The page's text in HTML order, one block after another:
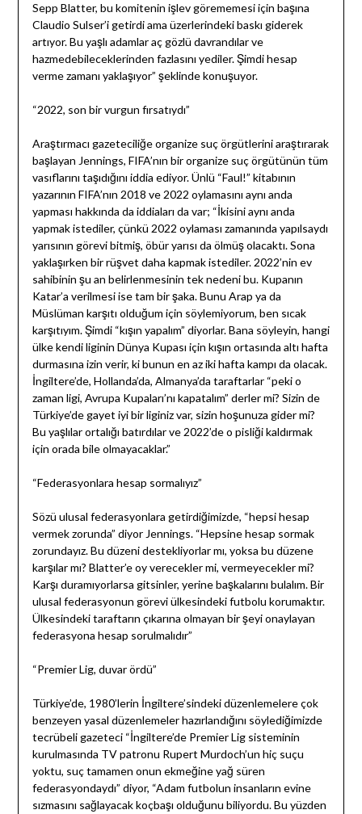
Sepp Blatter, bu komitenin işlev görememesi için başına
Claudio Sulser’i getirdi ama üzerlerindeki baskı giderek
artıyor. Bu yaşlı adamlar aç gözlü davrandılar ve
hazmedebileceklerinden fazlasını yediler. Şimdi hesap
verme zamanı yaklaşıyor” şeklinde konuşuyor.
“2022, son bir vurgun fırsatıydı”
Araştırmacı gazeteciliğe organize suç örgütlerini araştırarak
başlayan Jennings, FIFA’nın bir organize suç örgütünün tüm
vasıflarını taşıdığını iddia ediyor. Ünlü “Faul!” kitabının
yazarının FIFA’nın 2018 ve 2022 oylamasını aynı anda
yapması hakkında da iddiaları da var; “İkisini aynı anda
yapmak istediler, çünkü 2022 oylaması zamanında yapılsaydı
yarısının görevi bitmiş, öbür yarısı da ölmüş olacaktı. Sona
yaklaşırken bir rüşvet daha kapmak istediler. 2022’nin ev
sahibinin şu an belirlenmesinin tek nedeni bu. Kupanın
Katar’a verilmesi ise tam bir şaka. Bunu Arap ya da
Müslüman karşıtı olduğum için söylemiyorum, ben sıcak
karşıtıyım. Şimdi “kışın yapalım” diyorlar. Bana söyleyin, hangi
ülke kendi liginin Dünya Kupası için kışın ortasında altı hafta
durmasına izin verir, ki bunun en az iki hafta kampı da olacak.
İngiltere’de, Hollanda’da, Almanya’da taraftarlar “peki o
zaman ligi, Avrupa Kupaları’nı kapatalım” derler mi? Sizin de
Türkiye’de gayet iyi bir liginiz var, sizin hoşunuza gider mi?
Bu yaşlılar ortalığı batırdılar ve 2022’de o pisliği kaldırmak
için orada bile olmayacaklar.”
“Federasyonlara hesap sormalıyız”
Sözü ulusal federasyonlara getirdiğimizde, “hepsi hesap
vermek zorunda” diyor Jennings. “Hepsine hesap sormak
zorundayız. Bu düzeni destekliyorlar mı, yoksa bu düzene
karşılar mı? Blatter’e oy verecekler mi, vermeyecekler mi?
Karşı duramıyorlarsa gitsinler, yerine başkalarını bulalım. Bir
ulusal federasyonun görevi ülkesindeki futbolu korumaktır.
Ülkesindeki taraftarın çıkarına olmayan bir şeyi onaylayan
federasyona hesap sorulmalıdır”
“Premier Lig, duvar ördü”
Türkiye’de, 1980’lerin İngiltere’sindeki düzenlemelere çok
benzeyen yasal düzenlemeler hazırlandığını söylediğimizde
tecrübeli gazeteci “İngiltere’de Premier Lig sisteminin
kurulmasında TV patronu Rupert Murdoch’un hiç suçu
yoktu, suç tamamen onun ekmeğine yağ süren
federasyondaydı” diyor, “Adam futbolun insanların evine
sızmasını sağlayacak koçbaşı olduğunu biliyordu. Bu yüzden